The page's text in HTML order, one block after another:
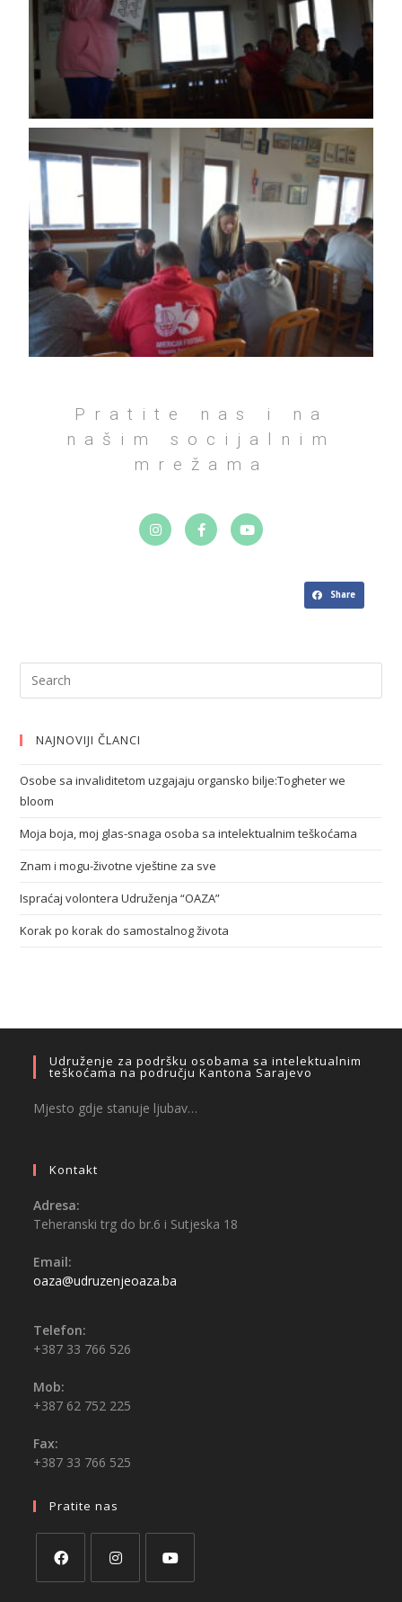
Pratite nas i na
našim socijalnim
mrežama
Share
NAJNOVIJI ČLANCI
Osobe sa invaliditetom uzgajaju organsko bilje:Togheter we
bloom
Moja boja, moj glas-snaga osoba sa intelektualnim teškoćama
Znam i mogu-životne vještine za sve
Ispraćaj volontera Udruženja “OAZA”
Korak po korak do samostalnog života
Udruženje za podršku osobama sa intelektualnim
teškoćama na području Kantona Sarajevo
Mjesto gdje stanuje ljubav…
Kontakt
Adresa:
Teheranski trg do br.6 i Sutjeska 18
Email:
oaza@udruzenjeoaza.ba
Telefon:
+387 33 766 526
Mob:
+387 62 752 225
Fax:
+387 33 766 525
Pratite nas